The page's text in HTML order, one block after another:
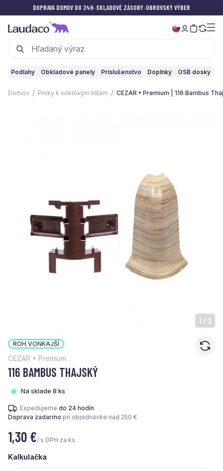
DOPRAVA DOMOV DO 24H•SKLADOVÉ ZÁSOBY•OBROVSKÝ VÝBER
Podlahy Obkladové panely Príslušenstvo Doplnky OSB dosky
Domov Prvky k soklovým lištám CEZAR • Premium | 116 Bambus
1 / 3
ROH VONKAJŠÍ
CEZAR • Premium
116 BAMBUS THAJSKÝ
Na sklade 8 ks
Expedujeme do 24 hodín
Doprava zadarmo pri objednávke nad 250 €
1,30 €/ s DPH za ks
Kalkulačka